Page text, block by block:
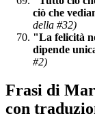
ciò che
della #32)
"La felicità
dipende
#2)
Frasi di
con